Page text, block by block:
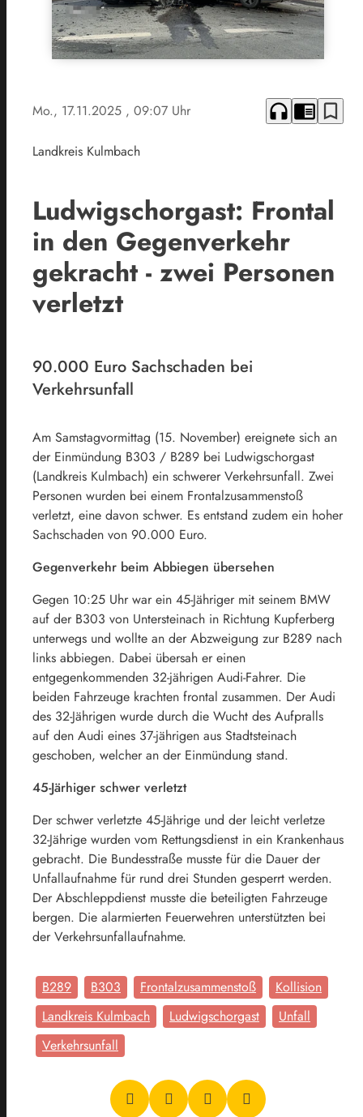
Mo., 17.11.2025 , 09:07 Uhr headphones chrome_reader_mode bookmark_border
Landkreis Kulmbach
Ludwigschorgast: Frontal
in den Gegenverkehr
gekracht - zwei Personen
verletzt
90.000 Euro Sachschaden bei
Verkehrsunfall
Am Samstagvormittag (15. November) ereignete sich an
der Einmündung B303 / B289 bei Ludwigschorgast
(Landkreis Kulmbach) ein schwerer Verkehrsunfall. Zwei
Personen wurden bei einem Frontalzusammenstoß
verletzt, eine davon schwer. Es entstand zudem ein hoher
Sachschaden von 90.000 Euro.
Gegenverkehr beim Abbiegen übersehen
Gegen 10:25 Uhr war ein 45-Jähriger mit seinem BMW
auf der B303 von Untersteinach in Richtung Kupferberg
unterwegs und wollte an der Abzweigung zur B289 nach
links abbiegen. Dabei übersah er einen
entgegenkommenden 32-jährigen Audi-Fahrer. Die
beiden Fahrzeuge krachten frontal zusammen. Der Audi
des 32-Jährigen wurde durch die Wucht des Aufpralls
auf den Audi eines 37-jährigen aus Stadtsteinach
geschoben, welcher an der Einmündung stand.
45-Järhiger schwer verletzt
Der schwer verletzte 45-Jährige und der leicht verletze
32-Jährige wurden vom Rettungsdienst in ein Krankenhaus
gebracht. Die Bundesstraße musste für die Dauer der
Unfallaufnahme für rund drei Stunden gesperrt werden.
Der Abschleppdienst musste die beteiligten Fahrzeuge
bergen. Die alarmierten Feuerwehren unterstützten bei
der Verkehrsunfallaufnahme.
B289 B303 Frontalzusammenstoß
Kollision
Landkreis Kulmbach
Ludwigschorgast
Unfall
Verkehrsunfall